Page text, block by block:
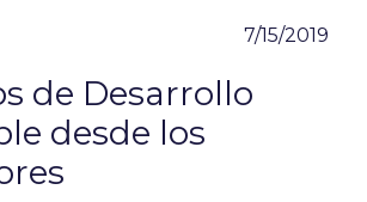
7/15/2019
de Desarrollo
desde los